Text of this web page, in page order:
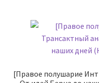
[Правое полушарие